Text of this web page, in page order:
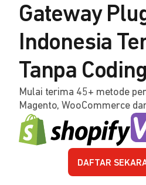
Gateway
Indonesia
Tanpa Coding
Mulai terima 45+ metode
Magento, WooCommerce
DAFTAR